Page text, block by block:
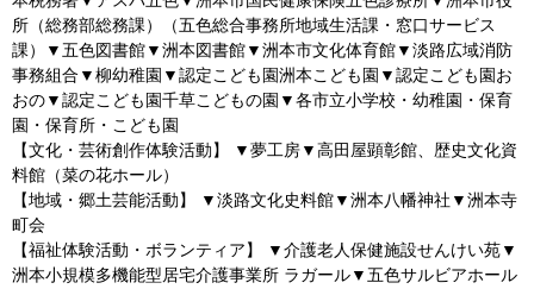
所（総務部総務課）（五色総合事務所地域生活課・窓口サービス
課）▼五色図書館▼洲本図書館▼洲本市文化体育館▼淡路広域消防
事務組合▼柳幼稚園▼認定こども園洲本こども園▼認定こども園お
おの▼認定こども園千草こどもの園▼各市立小学校・幼稚園・保育
園・保育所・こども園
【文化・芸術創作体験活動】 ▼夢工房▼高田屋顕彰館、歴史文化資
料館（菜の花ホール）
【地域・郷土芸能活動】 ▼淡路文化史料館▼洲本八幡神社▼洲本寺
町会
【福祉体験活動・ボランティア】 ▼介護老人保健施設せんけい苑▼
洲本小規模多機能型居宅介護事業所 ラガール▼五色サルビアホール